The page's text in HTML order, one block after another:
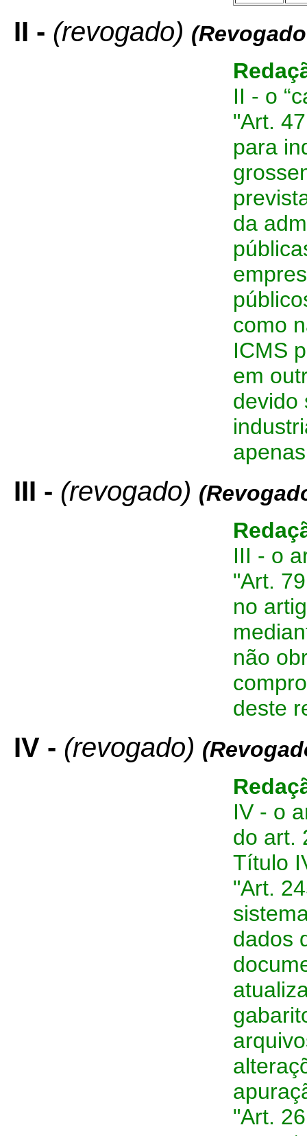
II - (revogado)
II - o
"Art.
para
da
como
ICMS
em
devido
III - (revogado)
III - o
"Art.
no
não
deste
IV - (revogado)
IV - o
do art.
Título
"Art.
dados
"Art.